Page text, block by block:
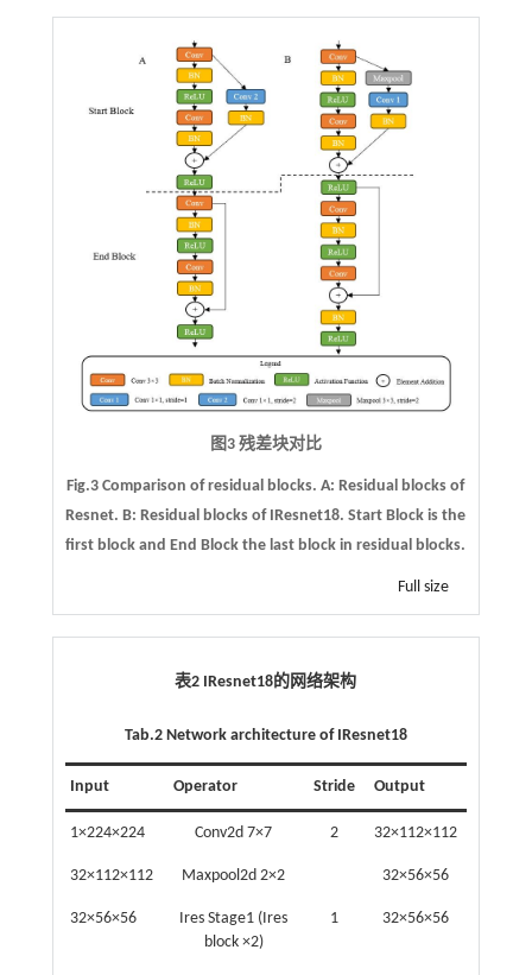
图3 残差块对比
Fig.3 Comparison of residual blocks.A: Residual blocks of
Resnet.B: Residual blocks of IResnet18. Start Block is the
first block and End Block the last block in residual blocks.
Full size
表2 IResnet18的网络架构
Tab.2 Network architecture of IResnet18
Input Operator Stride Output
1×224×224 Conv2d 7×7 2 32×112×112
32×112×112 Maxpool2d 2×2 32×56×56
32×56×56
Ires Stage1 (Ires
block ×2)
1 32×56×56